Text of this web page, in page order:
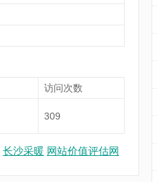
访问次数
309
长沙采暖 网站价值评估网